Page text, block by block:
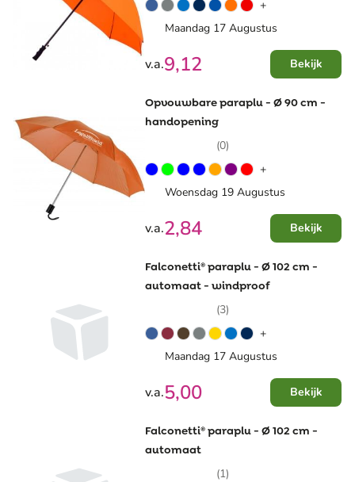
+
Maandag 17 Augustus
v.a.9,12 Bekijk
Opvouwbare paraplu - Ø 90 cm -
handopening
(0)
+
Woensdag 19 Augustus
v.a.2,84 Bekijk
Falconetti® paraplu - Ø 102 cm -
automaat - windproof
(3)
+
Maandag 17 Augustus
v.a.5,00 Bekijk
Falconetti® paraplu - Ø 102 cm -
automaat
(1)